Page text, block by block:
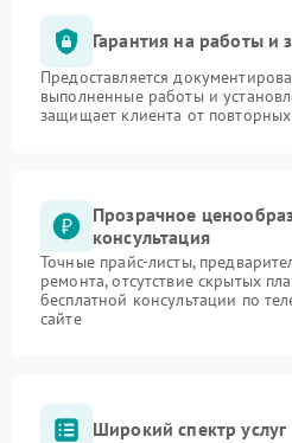
Гарантия на работы и
Предоставляется
выполненные работы и
защищает клиента от
Прозрачное
консультация
Точные прайс-листы,
ремонта, отсутствие скрытых
бесплатной консультации по
сайте
Широкий спектр услуг